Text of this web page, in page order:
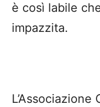
è così labile
impazzita.
L’Associazione